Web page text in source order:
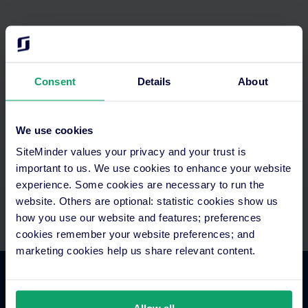
Consent Details About
We use cookies
SiteMinder values your privacy and your trust is
important to us. We use cookies to enhance your website
experience. Some cookies are necessary to run the
website. Others are optional: statistic cookies show us
how you use our website and features; preferences
cookies remember your website preferences; and
marketing cookies help us share relevant content.
Greifen Sie in einem System auf alles zu. Richten Sie
vorhandene Technologie. Engagierte Support- und
Onboarding-Teams stehen Ihnen zur Seite.
Hotel Commerce